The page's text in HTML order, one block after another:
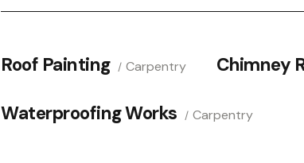
Carpentry
Roof Painting Chimney
Carpentry
Waterproofing Works